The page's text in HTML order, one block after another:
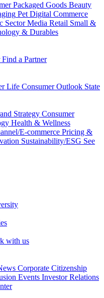
Packaged Goods Beauty
Pet Digital Commerce
Sector Media Retail Small &
& Durables
Find a Partner
Life Consumer Outlook State
Strategy Consumer
Health & Wellness
E-commerce Pricing &
Sustainability/ESG See
with us
Corporate Citizenship
Events Investor Relations